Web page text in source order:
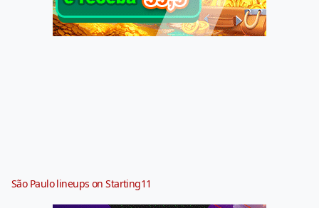
São Paulo lineups on Starting11